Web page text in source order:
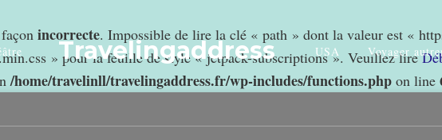
incorrecte. Impossible de lire la clé « path » dont la valeur est «
» pour la feuille de style « jetpack-subscriptions ». Veuillez lire
/home/travelinll/travelingaddress.fr/wp-includes/functions.php on line
Travelingaddress USA Voyager